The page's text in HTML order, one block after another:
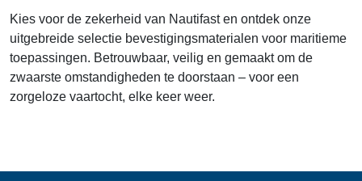
Kies voor de zekerheid van Nautifast en ontdek onze
uitgebreide selectie bevestigingsmaterialen voor maritieme
toepassingen. Betrouwbaar, veilig en gemaakt om de
zwaarste omstandigheden te doorstaan – voor een
zorgeloze vaartocht, elke keer weer.